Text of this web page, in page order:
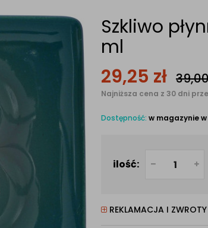
Szkliwo
ml
29,25 zł
Najniższa cena z 30 dni
Dostępność: w magazynie w
ilość:
REKLAMACJA I ZWROTY